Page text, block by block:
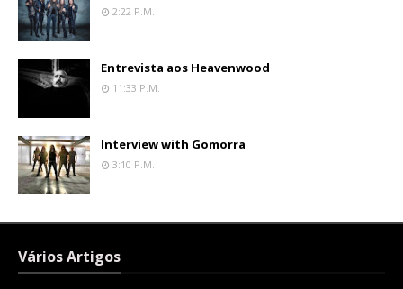
2:22 P.m.
Entrevista aos Heavenwood
11:33 P.m.
Interview with Gomorra
3:10 P.m.
Vários Artigos